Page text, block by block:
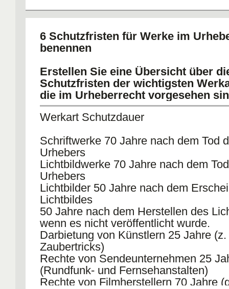
6 Schutzfristen für Werke im
benennen
Erstellen Sie eine Übersicht über
Schutzfristen der wichtigsten
die im Urheberrecht vorgesehen
Werkart Schutzdauer
Schriftwerke 70 Jahre nach dem Tod
Urhebers
Lichtbildwerke 70 Jahre nach dem
Urhebers
Lichtbilder 50 Jahre nach dem
Lichtbildes
50 Jahre nach dem Herstellen des
wenn es nicht veröffentlicht wurde.
Darbietung von Künstlern 25 Jahre
Zaubertricks)
Rechte von Sendeunternehmen 25
(Rundfunk- und Fernsehanstalten)
Rechte von Filmherstellern 70 Jahre